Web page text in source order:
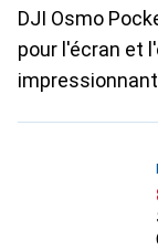
DJI Osmo
pour l'écran et